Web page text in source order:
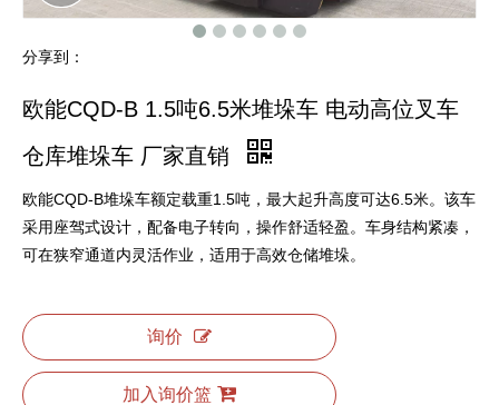
分享到：
欧能CQD-B 1.5吨6.5米堆垛车 电动高位叉车
仓库堆垛车 厂家直销
欧能CQD-B堆垛车额定载重1.5吨，最大起升高度可达6.5米。该车
采用座驾式设计，配备电子转向，操作舒适轻盈。车身结构紧凑，
可在狭窄通道内灵活作业，适用于高效仓储堆垛。
询价
加入询价篮